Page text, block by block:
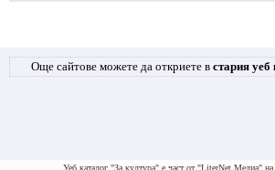
Още сайтове можете да откриете в стария
Уеб каталог "За култура" е част от "LiterNet